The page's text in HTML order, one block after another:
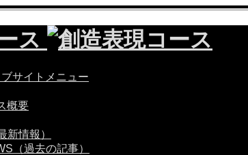
サイトメニュー
概要
新情報）
（過去の記事）